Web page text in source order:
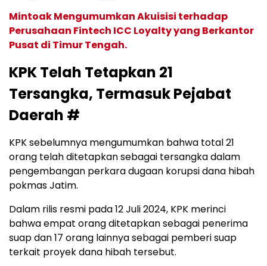
Mintoak Mengumumkan Akuisisi terhadap
Perusahaan Fintech ICC Loyalty yang Berkantor
Pusat di Timur Tengah.
KPK Telah Tetapkan 21
Tersangka, Termasuk Pejabat
Daerah #
KPK sebelumnya mengumumkan bahwa total 21
orang telah ditetapkan sebagai tersangka dalam
pengembangan perkara dugaan korupsi dana hibah
pokmas Jatim.
Dalam rilis resmi pada 12 Juli 2024, KPK merinci
bahwa empat orang ditetapkan sebagai penerima
suap dan 17 orang lainnya sebagai pemberi suap
terkait proyek dana hibah tersebut.